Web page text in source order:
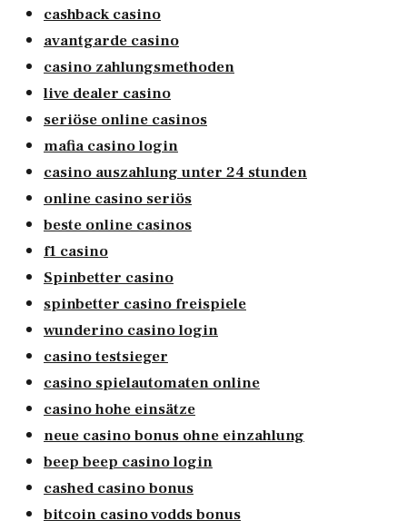
cashback casino
avantgarde casino
casino zahlungsmethoden
live dealer casino
seriöse online casinos
mafia casino login
casino auszahlung unter 24 stunden
online casino seriös
beste online casinos
f1 casino
Spinbetter casino
spinbetter casino freispiele
wunderino casino login
casino testsieger
casino spielautomaten online
casino hohe einsätze
neue casino bonus ohne einzahlung
beep beep casino login
cashed casino bonus
bitcoin casino vodds bonus